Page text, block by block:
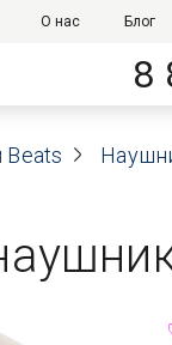
О нас Блог
8